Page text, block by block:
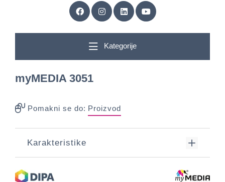
Kategorije
myMEDIA 3051
Pomakni se do: Proizvod
Karakteristike